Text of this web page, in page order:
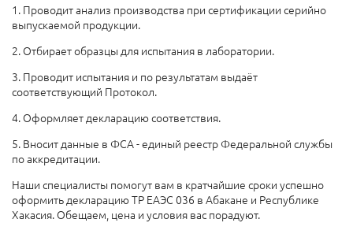
1. Проводит анализ производства при сертификации серийно
выпускаемой продукции.
2. Отбирает образцы для испытания в лаборатории.
3. Проводит испытания и по результатам выдаёт
соответствующий Протокол.
4. Оформляет декларацию соответствия.
5. Вносит данные в ФСА - единый реестр Федеральной службы
по аккредитации.
Наши специалисты помогут вам в кратчайшие сроки успешно
оформить декларацию ТР ЕАЭС 036 в Абакане и Республике
Хакасия. Обещаем, цена и условия вас порадуют.